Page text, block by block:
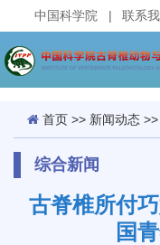
中国科学院 | 联系
首页 >> 新闻动态 >>
综合新闻
古脊椎所付
国